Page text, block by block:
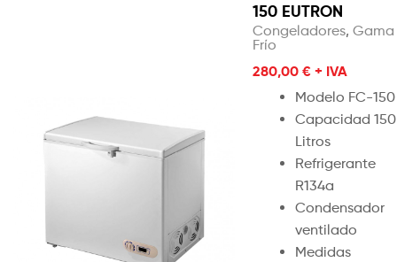
150 EUTRON
Congeladores, Gama
Frío
280,00 € + IVA
Modelo FC-150
Capacidad 150
Litros
Refrigerante
R134a
Condensador
ventilado
Medidas